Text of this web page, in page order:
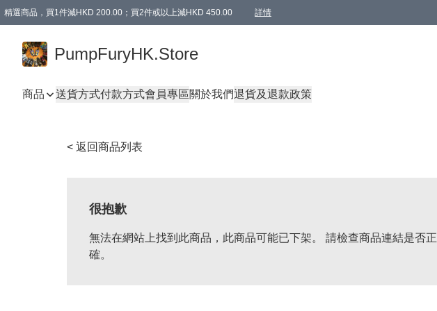
精選商品，買1件減HKD 200.00；買2件或以上減HKD 450.00 詳情
PumpFuryHK.Store
商品 送貨方式付款方式會員專區關於我們退貨及退款政策
< 返回商品列表
很抱歉
無法在網站上找到此商品，此商品可能已下架。 請檢查商品連結是否正
確。